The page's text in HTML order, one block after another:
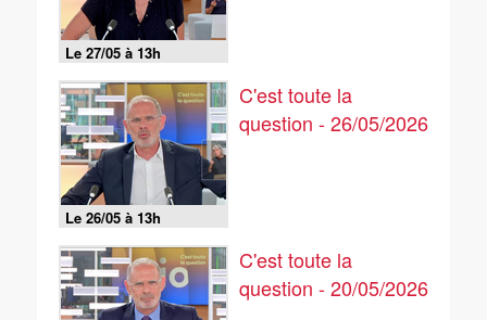
Le 27/05 à 13h
Le 26/05 à 13h
C'est toute la
question - 26/05/2026
C'est toute la
question - 20/05/2026